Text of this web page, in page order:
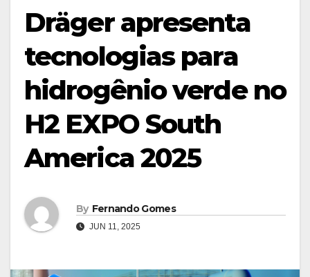
Dräger apresenta
tecnologias para
hidrogênio verde no
H2 EXPO South
America 2025
By Fernando Gomes
JUN 11, 2025